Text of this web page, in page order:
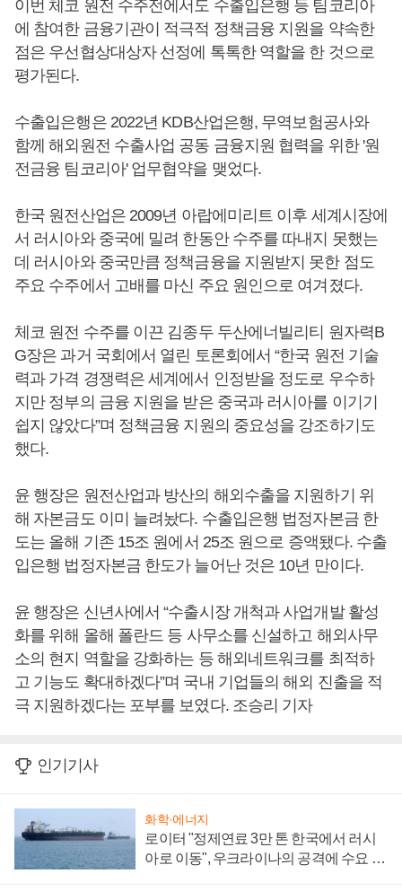
이번 체코 원전 수주전에서도 수출입은행 등 팀코리아
에 참여한 금융기관이 적극적 정책금융 지원을 약속한
점은 우선협상대상자 선정에 톡톡한 역할을 한 것으로
평가된다.
수출입은행은 2022년 KDB산업은행, 무역보험공사와
함께 해외원전 수출사업 공동 금융지원 협력을 위한 '원
전금융 팀코리아' 업무협약을 맺었다.
한국 원전산업은 2009년 아랍에미리트 이후 세계시장에
서 러시아와 중국에 밀려 한동안 수주를 따내지 못했는
데 러시아와 중국만큼 정책금융을 지원받지 못한 점도
주요 수주에서 고배를 마신 주요 원인으로 여겨졌다.
체코 원전 수주를 이끈 김종두 두산에너빌리티 원자력B
G장은 과거 국회에서 열린 토론회에서 “한국 원전 기술
력과 가격 경쟁력은 세계에서 인정받을 정도로 우수하
지만 정부의 금융 지원을 받은 중국과 러시아를 이기기
쉽지 않았다”며 정책금융 지원의 중요성을 강조하기도
했다.
윤 행장은 원전산업과 방산의 해외수출을 지원하기 위
해 자본금도 이미 늘려놨다. 수출입은행 법정자본금 한
도는 올해 기존 15조 원에서 25조 원으로 증액됐다. 수출
입은행 법정자본금 한도가 늘어난 것은 10년 만이다.
윤 행장은 신년사에서 “수출시장 개척과 사업개발 활성
화를 위해 올해 폴란드 등 사무소를 신설하고 해외사무
소의 현지 역할을 강화하는 등 해외네트워크를 최적하
고 기능도 확대하겠다”며 국내 기업들의 해외 진출을 적
극 지원하겠다는 포부를 보였다. 조승리 기자
인기기사
화학·에너지
로이터 "정제연료 3만 톤 한국에서 러시
아로 이동", 우크라이나의 공격에 수요 늘